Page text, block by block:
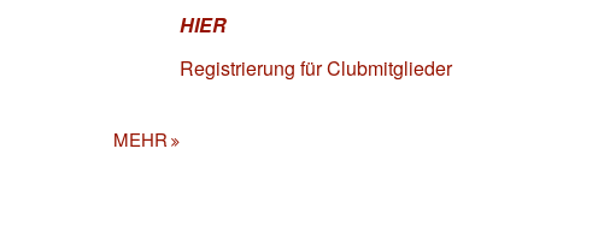
HIER
Registrierung für Clubmitglieder
MEHR